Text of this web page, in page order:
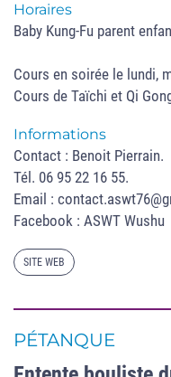
Horaires
Baby Kung-Fu parent
Cours en soirée le lundi,
Cours de Taïchi et Qi
Informations
Contact : Benoit Pierrain.
Tél. 06 95 22 16 55.
Email :
Facebook : ASWT Wushu
SITE WEB
PÉTANQUE